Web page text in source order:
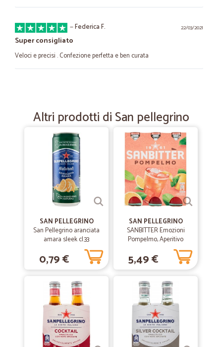
22/03/2021
—Federica F.
Super consigliato
Veloci e precisi . Confezione perfetta e ben curata
Solo da loro riesco a trovare un prodotto di difficile reperibilità
30/07/2020
—Cristina C.
Consegna velocissima.Prodotti ben…contentissima
Consegna velocissima.Prodotti ben imballati.Fresco di qualità
Ottimo
Ottimo, ho fatto l'ordine di sabato e lunedì avevo il tutto
Ottimo arrivato tutto in tempi brevi
Ottimo arrivato tutto in tempi brevi
—Rosario F.
Altri prodotti di San pellegrino
SAN PELLEGRINO
San Pellegrino aranciata
amara sleek cl.33
0,79 €
SAN PELLEGRINO
SANBITTER Emozioni
Pompelmo, Aperitivo
Analcolico 3 x 20cl
5,49 €